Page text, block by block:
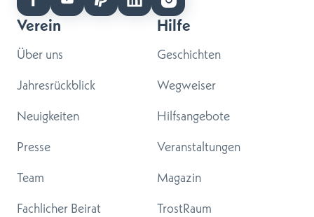
Verein
Über uns
Jahresrückblick
Neuigkeiten
Presse
Team
Fachlicher Beirat
Hilfe
Geschichten
Wegweiser
Hilfsangebote
Veranstaltungen
Magazin
TrostRaum